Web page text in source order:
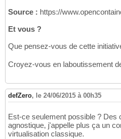
Source : https://
Et vous ?
Que pensez-vous de cette
Croyez-vous en laboutissement
defZero, le 24/06/2015 à 00h35
Est-ce seulement possible ? Des
agnostique, j'appelle plus ça un
virtualisation classique.